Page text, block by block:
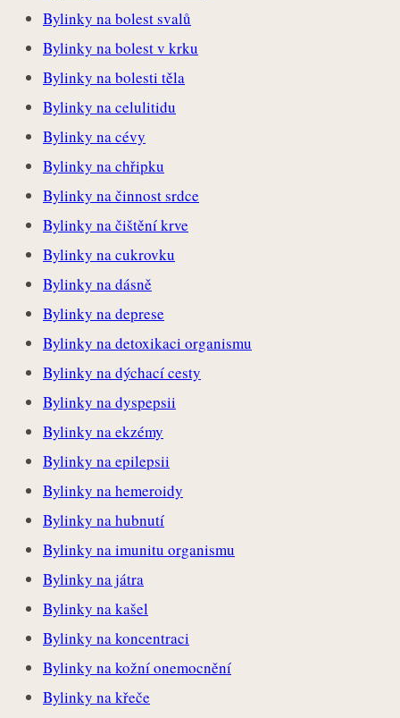
Bylinky na bolest svalů
Bylinky na bolest v krku
Bylinky na bolesti těla
Bylinky na celulitidu
Bylinky na cévy
Bylinky na chřipku
Bylinky na činnost srdce
Bylinky na čištění krve
Bylinky na cukrovku
Bylinky na dásně
Bylinky na deprese
Bylinky na detoxikaci organismu
Bylinky na dýchací cesty
Bylinky na dyspepsii
Bylinky na ekzémy
Bylinky na epilepsii
Bylinky na hemeroidy
Bylinky na hubnutí
Bylinky na imunitu organismu
Bylinky na játra
Bylinky na kašel
Bylinky na koncentraci
Bylinky na kožní onemocnění
Bylinky na křeče